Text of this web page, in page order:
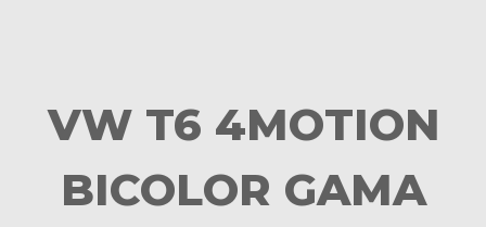
VW T6 4MOTION
BICOLOR GAMA